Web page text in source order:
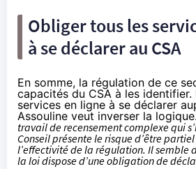
Obliger tous les
à se déclarer au CSA
En somme, la régulation de ce
capacités du CSA à les
services en ligne à se déclarer
Assouline veut inverser la
travail de recensement complexe qui
Conseil présente le risque d’être
l’effectivité de la régulation. Il semble
la loi dispose d’une obligation de